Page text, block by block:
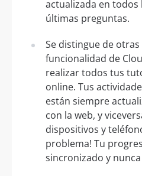
actualizada en todos
últimas preguntas.
Se distingue de
funcionalidad de
realizar todos tus
online. Tus
están siempre
con la web, y
dispositivos y
problema! Tu
sincronizado y